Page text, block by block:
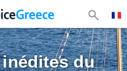
du